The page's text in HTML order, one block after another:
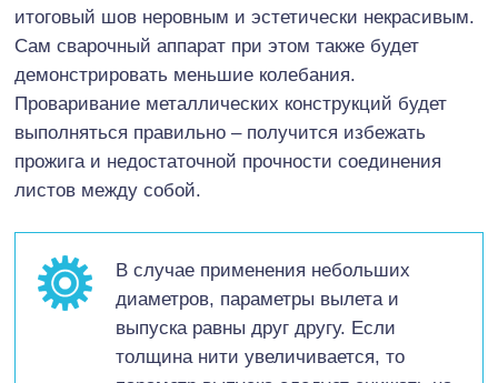
итоговый шов неровным и эстетически некрасивым.
Сам сварочный аппарат при этом также будет
демонстрировать меньшие колебания.
Проваривание металлических конструкций будет
выполняться правильно – получится избежать
прожига и недостаточной прочности соединения
листов между собой.
В случае применения небольших
диаметров, параметры вылета и
выпуска равны друг другу. Если
толщина нити увеличивается, то